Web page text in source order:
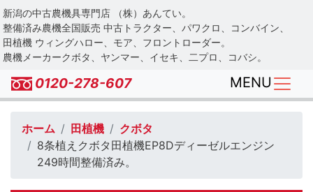
Skip
to
main
content
新潟の中古農機具専門店 （株）あんてい。
整備済み農機全国販売 中古トラクター、パワクロ、コンバイン、
田植機 ウィングハロー、モア、フロントローダー。
農機メーカークボタ、ヤンマー、イセキ、二プロ、コバシ。
0120-278-607 MENU
ホーム 田植機
クボタ
8条植えクボタ田植機EP8Dディーゼルエンジン
249時間整備済み。